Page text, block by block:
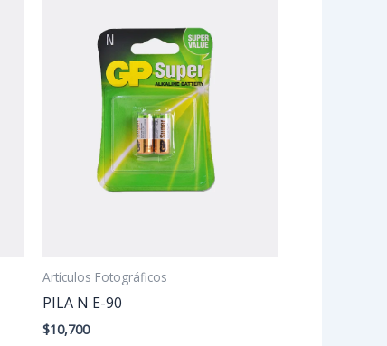
Artículos Fotográficos
PILA N E-90
$10,700